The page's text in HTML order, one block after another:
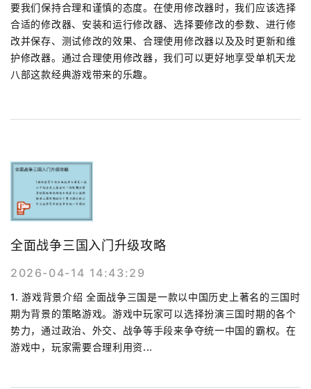
要我们保持合理和谨慎的态度。在使用修改器时，我们应该选择
合适的修改器、安装和运行修改器、选择要修改的参数、进行修
改并保存、测试修改的效果、合理使用修改器以及及时更新和维
护修改器。通过合理使用修改器，我们可以更好地享受单机天龙
八部这款经典游戏带来的乐趣。
全面战争三国入门升级攻略
2026-04-14 14:43:29
1. 游戏背景介绍 全面战争三国是一款以中国历史上著名的三国时
期为背景的策略游戏。游戏中玩家可以选择扮演三国时期的各个
势力，通过政治、外交、战争等手段来争夺统一中国的霸权。在
游戏中，玩家需要合理利用资...